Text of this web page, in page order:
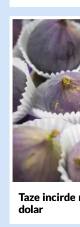
Taze
dolar